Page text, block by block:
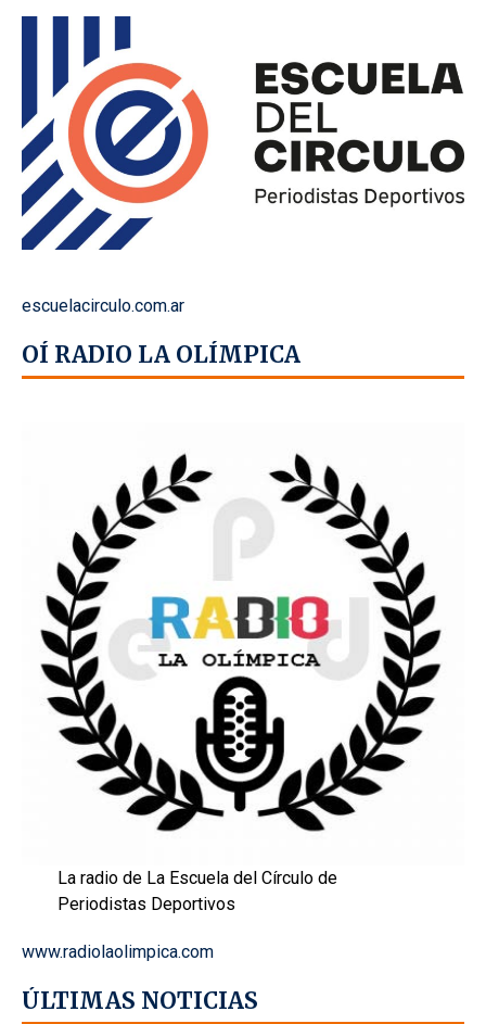
escuelacirculo.com.ar
OÍ RADIO LA OLÍMPICA
La radio de La Escuela del Círculo de
Periodistas Deportivos
www.radiolaolimpica.com
ÚLTIMAS NOTICIAS